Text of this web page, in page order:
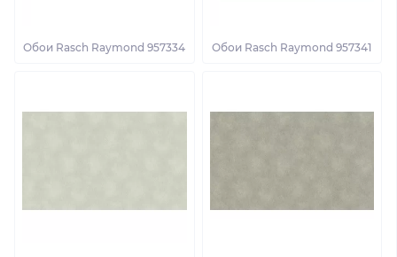
Обои Rasch Raymond 957334 Обои Rasch Raymond 957341